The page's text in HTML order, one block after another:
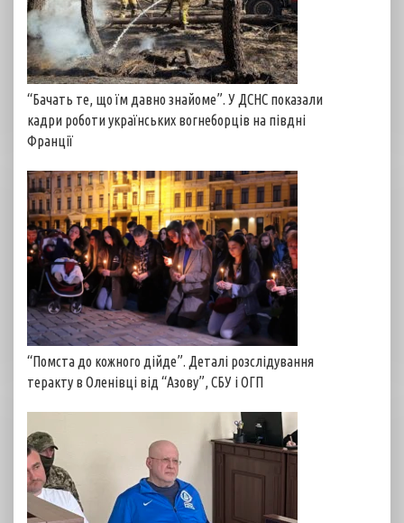
“Бачать те, що їм давно знайоме”. У ДСНС показали
кадри роботи українських вогнеборців на півдні
Франції
“Помста до кожного дійде”. Деталі розслідування
теракту в Оленівці від “Азову”, СБУ і ОГП